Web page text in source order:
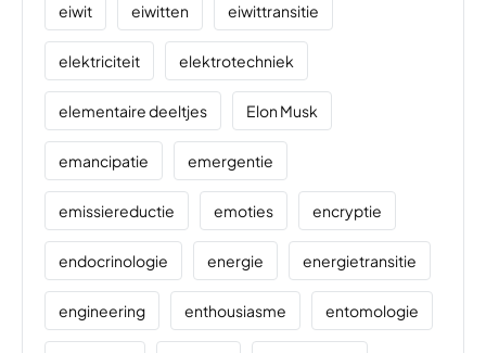
eiwit eiwitten eiwittransitie
elektriciteit elektrotechniek
elementaire deeltjes Elon Musk
emancipatie emergentie
emissiereductie emoties encryptie
endocrinologie energie energietransitie
engineering enthousiasme entomologie